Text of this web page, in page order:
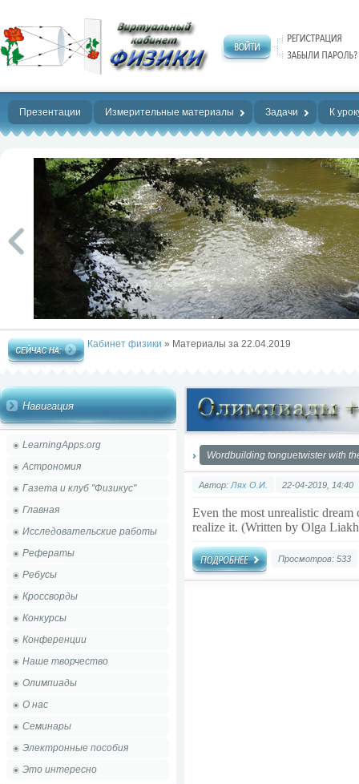
Нет предела
совершенству!
Презентации Измерительные материалы Задачи К
Кабинет физики » Материалы за 22.04.2019
Навигация
LearningApps.org
Астрономия
Газета и клуб "Физикус"
Главная
Исследовательские работы
Рефераты
Ребусы
Кроссворды
Конкурсы
Конференции
Наше творчество
Олимпиады
О нас
Семинары
Электронные пособия
Это интересно
Wordbuilding tonguetwister with
Автор: Лях О.И. 22-04-2019, 14:40
Even the most unrealistic
realize it. (Written by Olga
Просмотров: 533